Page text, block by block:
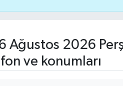
Ağustos 2026
ve konumları